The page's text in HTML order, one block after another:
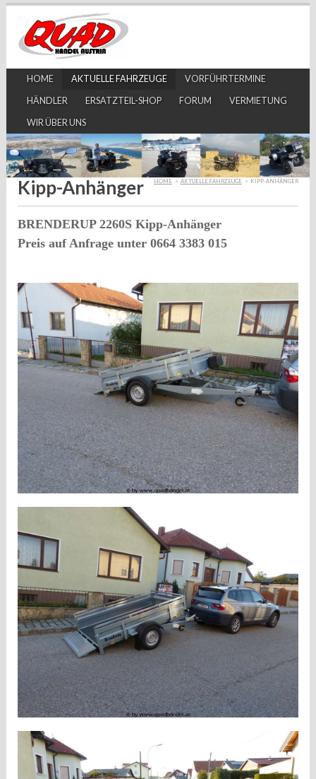
HOME AKTUELLE FAHRZEUGE VORFÜHRTERMINE
HÄNDLER ERSATZTEIL-SHOP FORUM VERMIETUNG
WIR ÜBER UNS
HOME > AKTUELLE FAHRZEUGE > KIPP-ANHÄNGER
Kipp-Anhänger
BRENDERUP 2260S Kipp-Anhänger
Preis auf Anfrage unter 0664 3383 015